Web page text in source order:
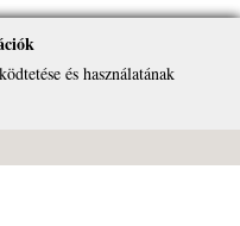
és használatának